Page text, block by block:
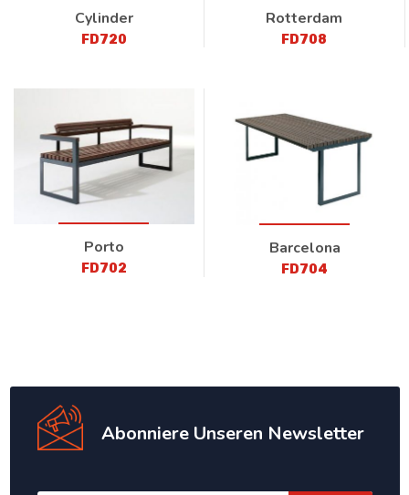
Cylinder
FD720
Rotterdam
FD708
Porto
FD702
Barcelona
FD704
Abonniere Unseren Newsletter